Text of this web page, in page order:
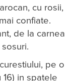
cu rosii,
confiate.
de la carnea
pe o
in spatele